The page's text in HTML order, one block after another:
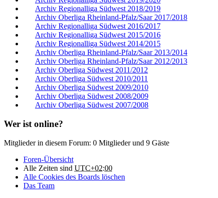
Archiv Regionalliga Südwest 2018/2019
Archiv Oberliga Rheinland-Pfalz/Saar 2017/2018
Archiv Regionalliga Südwest 2016/2017
Archiv Regionalliga Südwest 2015/2016
Archiv Regionalliga Südwest 2014/2015
Archiv Oberliga Rheinland-Pfalz/Saar 2013/2014
Archiv Oberliga Rheinland-Pfalz/Saar 2012/2013
Archiv Oberliga Südwest 2011/2012
Archiv Oberliga Südwest 2010/2011
Archiv Oberliga Südwest 2009/2010
Archiv Oberliga Südwest 2008/2009
Archiv Oberliga Südwest 2007/2008
Wer ist online?
Mitglieder in diesem Forum: 0 Mitglieder und 9 Gäste
Foren-Übersicht
Alle Zeiten sind UTC+02:00
Alle Cookies des Boards löschen
Das Team